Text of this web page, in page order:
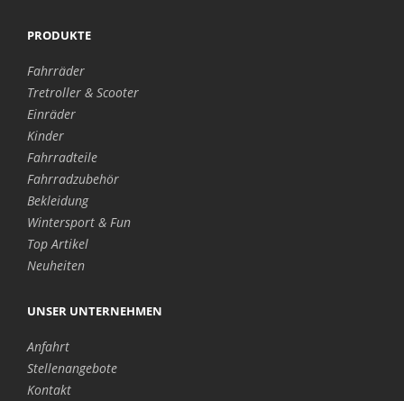
PRODUKTE
Fahrräder
Tretroller & Scooter
Einräder
Kinder
Fahrradteile
Fahrradzubehör
Bekleidung
Wintersport & Fun
Top Artikel
Neuheiten
UNSER UNTERNEHMEN
Anfahrt
Stellenangebote
Kontakt